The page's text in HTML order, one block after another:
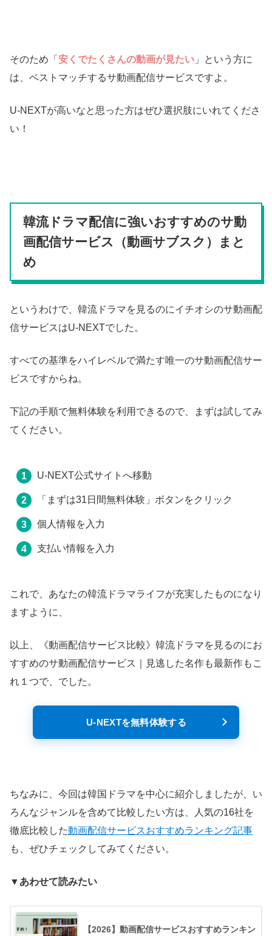
そのため「 安くでたくさんの動画が見たい 」という方に
は、ベストマッチするサ動画配信サービスですよ。
U-NEXTが高いなと思った方はぜひ選択肢にいれてくださ
い！
韓流ドラマ配信に強いおすすめのサ動
画配信サービス（動画サブスク）まと
め
というわけで、韓流ドラマを見るのにイチオシのサ動画配
信サービスはU-NEXTでした。
すべての基準をハイレベルで満たす唯一のサ動画配信サー
ビスですからね。
下記の手順で無料体験を利用できるので、まずは試してみ
てください。
U-NEXT公式サイトへ移動
「まずは31日間無料体験」ボタンをクリック
個人情報を入力
支払い情報を入力
これで、あなたの韓流ドラマライフが充実したものになり
ますように、
以上、《動画配信サービス比較》韓流ドラマを見るのにお
すすめのサ動画配信サービス｜見逃した名作も最新作もこ
れ１つで、でした。
U-NEXTを無料体験する
ちなみに、今回は韓国ドラマを中心に紹介しましたが、い
ろんなジャンルを含めて比較したい方は、人気の16社を
徹底比較した動画配信サービスおすすめランキング記事
も、ぜひチェックしてみてください。
▼あわせて読みたい
【2026】動画配信サービスおすすめランキン